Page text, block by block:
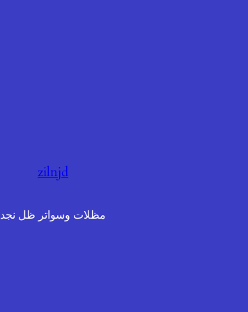
zilnjd
مظلات وسواتر ظل نجد